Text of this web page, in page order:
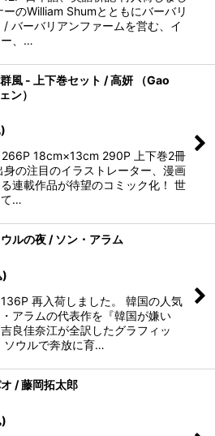
ーのWilliam Shumとともにバーバリ
/ バーバリアンファームを営む、イ
ー、…
風 - 上下巻セット / 高妍 （Gao
ン）
18cm×13cm 290P 上下巻2冊
身の注目のイラストレーター、漫画
連載作品が待望のコミック化！ 世
て…
ルの夜 / ソン・アラム
)
再入荷しました。 韓国の人気
アラムの代表作を『韓国が嫌い
良佳奈江が全訳したグラフィッ
ソウルで奔放に育…
/ 藤岡拓太郎